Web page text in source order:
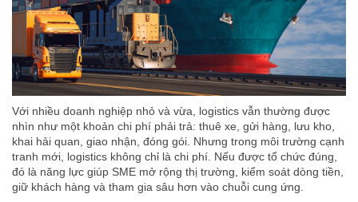
Với nhiều doanh nghiệp nhỏ và vừa, logistics vẫn thường được
nhìn như một khoản chi phí phải trả: thuê xe, gửi hàng, lưu kho,
khai hải quan, giao nhận, đóng gói. Nhưng trong môi trường cạnh
tranh mới, logistics không chỉ là chi phí. Nếu được tổ chức đúng,
đó là năng lực giúp SME mở rộng thị trường, kiểm soát dòng tiền,
giữ khách hàng và tham gia sâu hơn vào chuỗi cung ứng.